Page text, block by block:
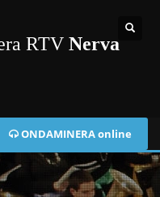
RTV Nerva
ONDAMINERA online